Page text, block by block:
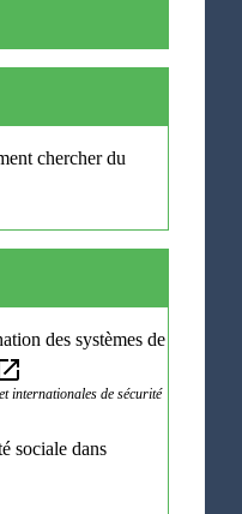
chercher du
des systèmes de
internationales de sécurité
sociale dans